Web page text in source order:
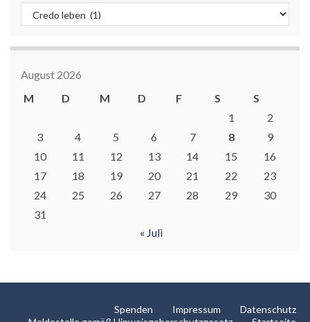
Kategorien
August 2026
M
D M D F S
S
1
2
3
4 5 6 7 8
9
10
11 12 13 14 15
16
17
18 19 20 21 22
23
24
25 26 27 28 29
30
31
« Juli
Spenden Impressum
Datenschutz